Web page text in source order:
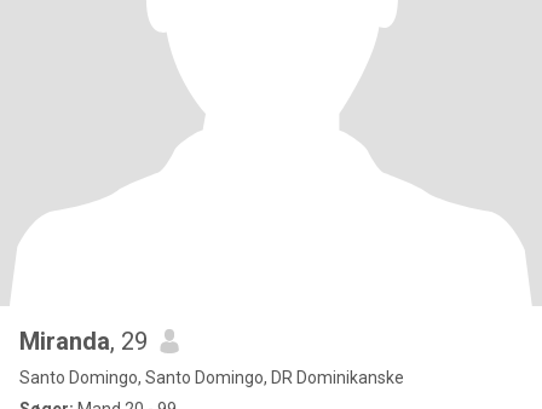
Miranda, 29
Santo Domingo, Santo Domingo, DR Dominikanske